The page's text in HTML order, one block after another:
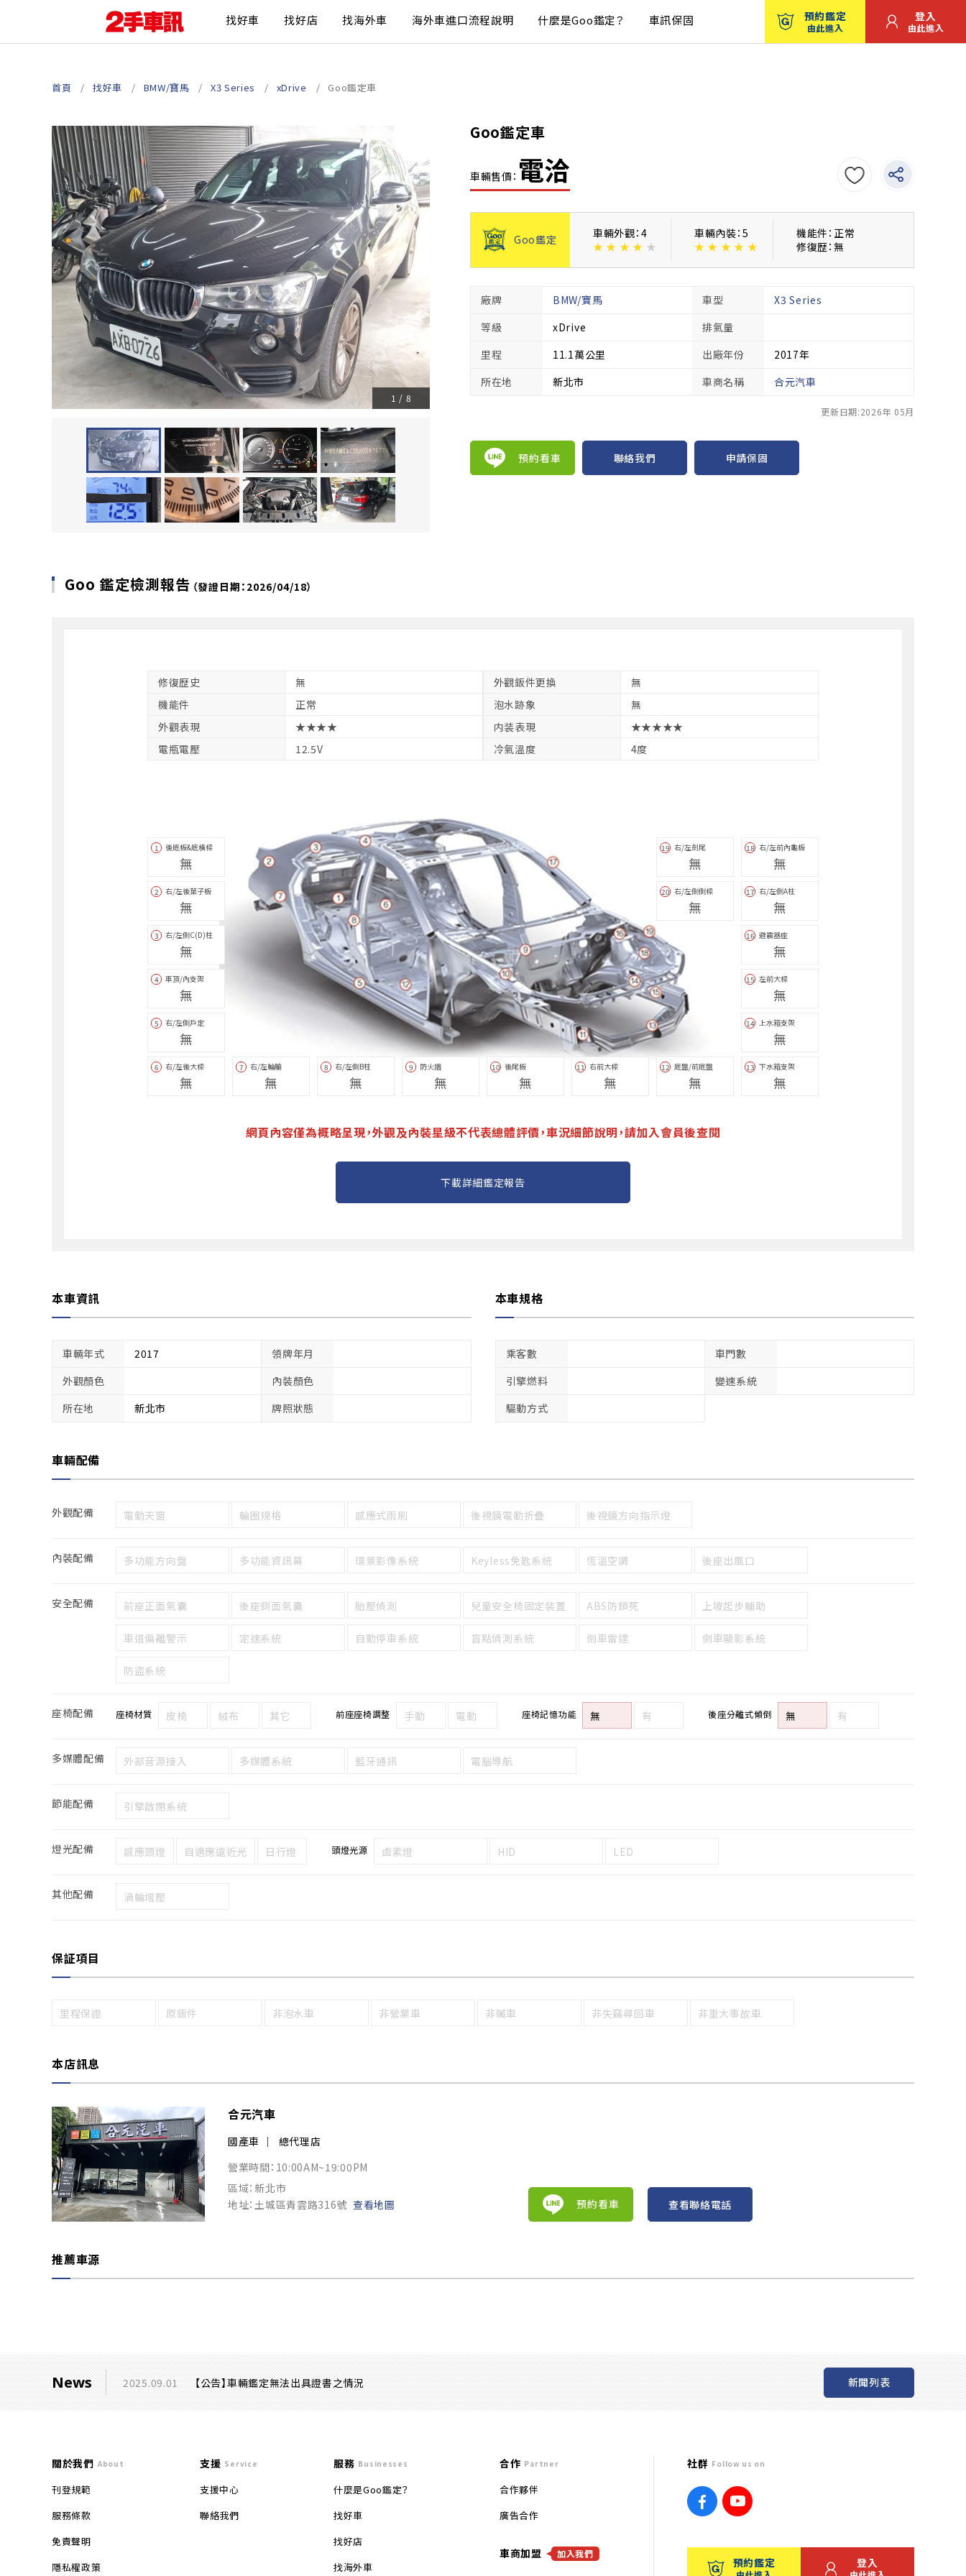
找好車 找好店 找海外車 海外車進口流程說明 什麼是Goo鑑定？ 車訊保固 預約鑑定
由此進入
登入
由此進入
首頁 找好車 BMW/寶馬 X3 Series xDrive Goo鑑定車
Goo鑑定車
車輛售價： 電洽
1 / 8
Goo鑑定
車輛外觀：4
★ ★ ★ ★ ★
車輛內裝：5
★ ★ ★ ★ ★
機能件：正常
修復歴：無
廠牌 BMW/寶馬 車型
X3 Series
等級
xDrive
排氣量
里程
11.1萬公里 出廠年份
2017年
所在地
新北市 車商名稱 合元汽車
更新日期:2026年 05月
預約看車 聯絡我們 申請保固
Goo 鑑定檢測報告 （發證日期：2026/04/18）
修復歴史 無 外觀鈑件更換
無
機能件
正常 泡水跡象
無
外觀表現
★★★★ 内装表現
★★★★★
電瓶電壓
12.5V 冷氣溫度 4度
1 後底板&底橫樑
無
2 右/左後葉子板
無
3 右/左側C(D)柱
無
4 車頂/內支架
無
5 右/左側戶定
無
6 右/左後大樑
無
7 右/左輪艙
無
8 右/左側B柱
無
9 防火牆
無
10 後尾板
無
11 右前大樑
無
12 底盤/前底盤
無
13 下水箱支架
無
14 上水箱支架
無
15 左前大樑
無
16 避震器座
無
17 右/左側A柱
無
18 右/左前內龜板
無
19 右/左劍尾
無
20 右/左側側樑
無
網頁內容僅為概略呈現，外觀及內裝星級不代表總體評價，車況細節說明，請加入會員後查閱
下載詳細鑑定報告
本車資訊
車輛年式 2017
領牌年月
外觀顏色
內裝顏色
所在地
新北市 牌照狀態
本車規格
乘客數
車門數
引擎燃料
變速系統
驅動方式
車輛配備
外觀配備 電動天窗 輪圈規格 感應式雨刷 後視鏡電動折疊 後視鏡方向指示燈
內裝配備 多功能方向盤 多功能資訊幕 環景影像系統 Keyless免匙系統 恆溫空調 後座出風口
安全配備 前座正面氣囊 後座側面氣囊 胎壓偵測 兒童安全椅固定裝置 ABS防鎖死 上坡起步輔助
車道偏離警示 定速系統 自動停車系統 盲點偵測系統 倒車雷達 倒車顯影系統
防盜系統
座椅配備 座椅材質 皮椅 絨布 其它 前座座椅調整 手動 電動 座椅記憶功能 無 有 後座分離式傾倒 無 有
多媒體配備 外部音源接入 多媒體系統 藍牙通訊 電腦導航
節能配備 引擎啟閉系統
燈光配備 感應頭燈 自適應遠近光 日行燈 頭燈光源 鹵素燈 HID LED
其他配備 渦輪增壓
保証項目
里程保證 原鈑件 非泡水車 非營業車 非贓車 非失竊尋回車 非重大事故車
本店訊息
合元汽車
國產車
總代理店
營業時間：10:00AM~19:00PM
區域：新北市
地址：土城區青雲路316號 查看地圖 預約看車 查看聯絡電話
推薦車源
News 2025.09.01 【公告】車輛鑑定無法出具證書之情況 新聞列表
關於我們 About
刊登規範
服務條款
免責聲明
隱私權政策
支援 Service
支援中心
聯絡我們
服務 Businesses
什麼是Goo鑑定？
找好車
找好店
找海外車
合作 Partner
合作夥伴
廣告合作
車商加盟 加入我們
社群 Follow us on
預約鑑定 登入